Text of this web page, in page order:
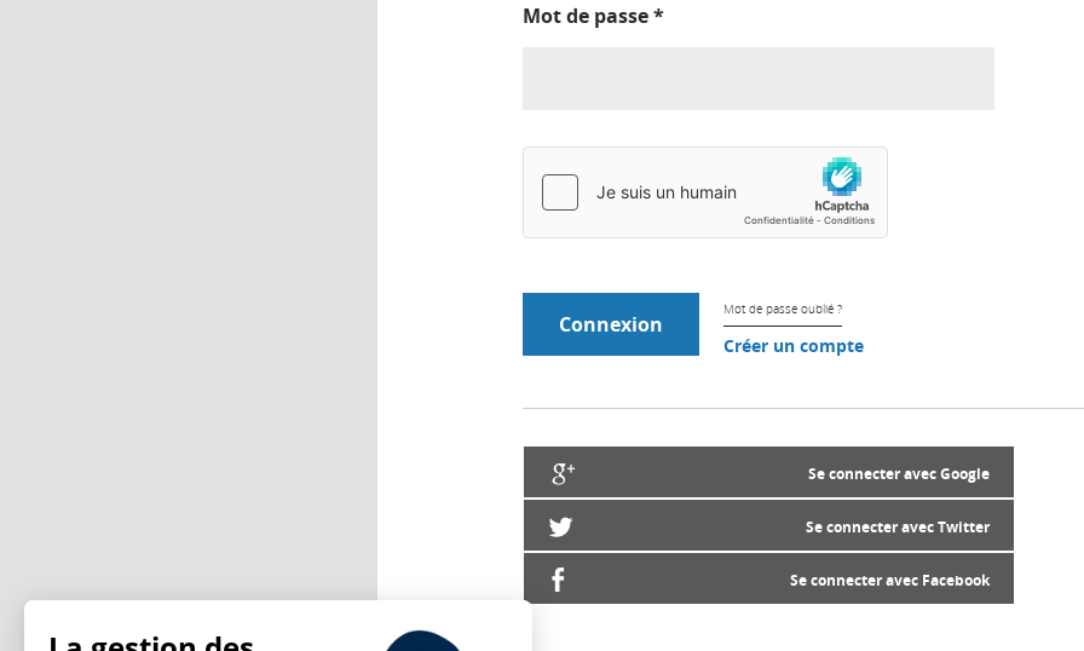
Mot de passe*
Mot de passe oublié ?
Créer un compte
Se connecter avec Google
Se connecter avec Twitter
Se connecter avec Facebook